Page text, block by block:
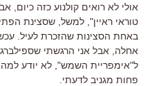
טוראי ראיין", למשל, שסצינת
באחת הסצינות שהזכרת לעיל.
אחלה, אבל אני הרגשתי
פחות מגניב לדעתי.